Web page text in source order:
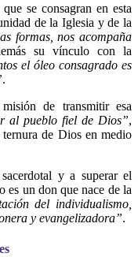
se consagran en esta
de la Iglesia y de la
formas, nos acompaña
su vínculo con la
el óleo consagrado es
.
de transmitir esa
al pueblo fiel de Dios”,
de Dios en medio
y a superar el
es un don que nace de la
del individualismo,
y evangelizadora”.